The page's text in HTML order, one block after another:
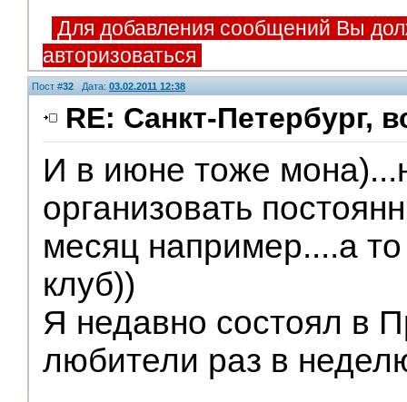
Для добавления сообщений Вы
авторизоваться
Пост #32 Дата: 03.02.2011 12:38
RE: Санкт-Петербург,
И в июне тоже
организовать
месяц например....а
клуб))
Я недавно состоял в
любители раз в